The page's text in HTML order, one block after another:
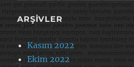
ARŞIVLER
Kasım 2022
Ekim 2022